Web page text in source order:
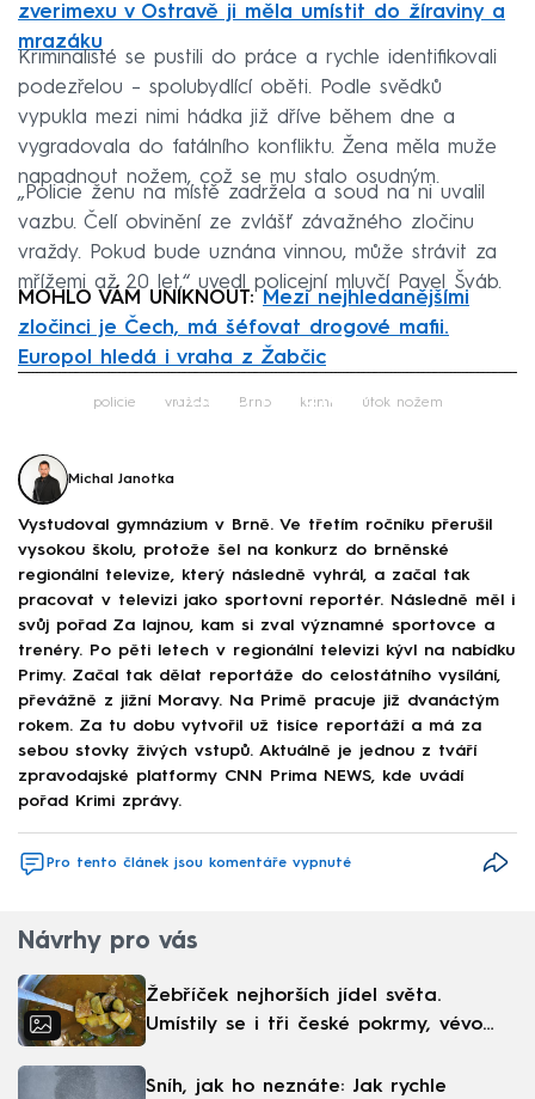
zverimexu v Ostravě ji měla umístit do žíraviny a
mrazáku
Kriminalisté se pustili do práce a rychle identifikovali
podezřelou – spolubydlící oběti. Podle svědků
vypukla mezi nimi hádka již dříve během dne a
vygradovala do fatálního konfliktu. Žena měla muže
napadnout nožem, což se mu stalo osudným.
„Policie ženu na místě zadržela a soud na ni uvalil
vazbu. Čelí obvinění ze zvlášť závažného zločinu
vraždy. Pokud bude uznána vinnou, může strávit za
mřížemi až 20 let,“ uvedl policejní mluvčí Pavel Šváb.
MOHLO VÁM UNIKNOUT: Mezi nejhledanějšími
zločinci je Čech, má šéfovat drogové mafii.
Europol hledá i vraha z Žabčic
Failed to fetch
policie vražda Brno krimi útok nožem
Michal Janotka
Vystudoval gymnázium v Brně. Ve třetím ročníku přerušil
vysokou školu, protože šel na konkurz do brněnské
regionální televize, který následně vyhrál, a začal tak
pracovat v televizi jako sportovní reportér. Následně měl i
svůj pořad Za lajnou, kam si zval významné sportovce a
trenéry. Po pěti letech v regionální televizi kývl na nabídku
Primy. Začal tak dělat reportáže do celostátního vysílání,
převážně z jižní Moravy. Na Primě pracuje již dvanáctým
rokem. Za tu dobu vytvořil už tisíce reportáží a má za
sebou stovky živých vstupů. Aktuálně je jednou z tváří
zpravodajské platformy CNN Prima NEWS, kde uvádí
pořad Krimi zprávy.
Pro tento článek jsou komentáře vypnuté
Návrhy pro vás
Žebříček nejhorších jídel světa.
Umístily se i tři české pokrmy, vévodí
Sníh, jak ho neznáte: Jak rychle